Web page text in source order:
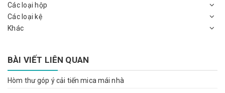
Các loại hộp
Các loại kệ
Khác
BÀI VIẾT LIÊN QUAN
Hòm thư góp ý cải tiến mica mái nhà